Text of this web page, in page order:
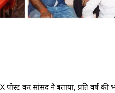
कर सांसद ने बताया, प्रति वर्ष की